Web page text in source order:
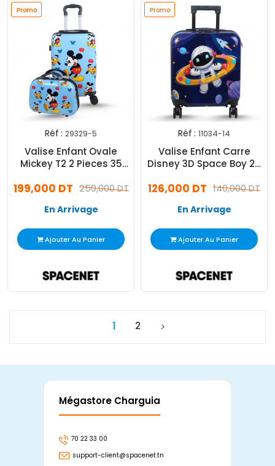
Promo
Réf : 29329-5
Valise Enfant Ovale
Mickey T2 2 Pieces 35
250,000 DT
199,000 DT
En Arrivage
Ajouter Au Panier
Promo
Réf : 11034-14
Valise Enfant Carre
Disney 3D Space Boy 28
140,000 DT
126,000 DT
En Arrivage
Ajouter Au Panier
1 2
Mégastore Charguia
70 22 33 00
support-client@spacenet.tn